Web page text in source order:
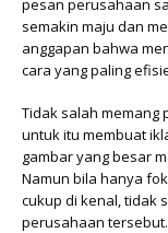
pesan perusahaan
semakin maju dan
anggapan bahwa
cara yang paling
Tidak salah memang
untuk itu membuat
gambar yang besar
Namun bila hanya
cukup di kenal, tidak
perusahaan tersebut.